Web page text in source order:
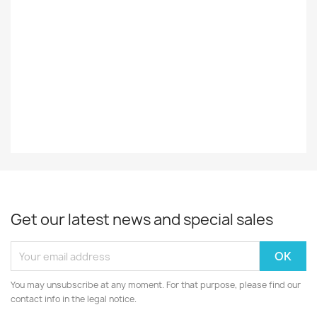
Get our latest news and special sales
You may unsubscribe at any moment. For that purpose, please find our
contact info in the legal notice.